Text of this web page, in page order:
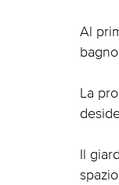
Al
La
Il